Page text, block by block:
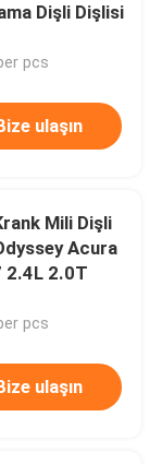
Dişli Dişlisi
pcs
ulaşın
Mili Dişli
Acura
2.4L 2.0T
pcs
ulaşın